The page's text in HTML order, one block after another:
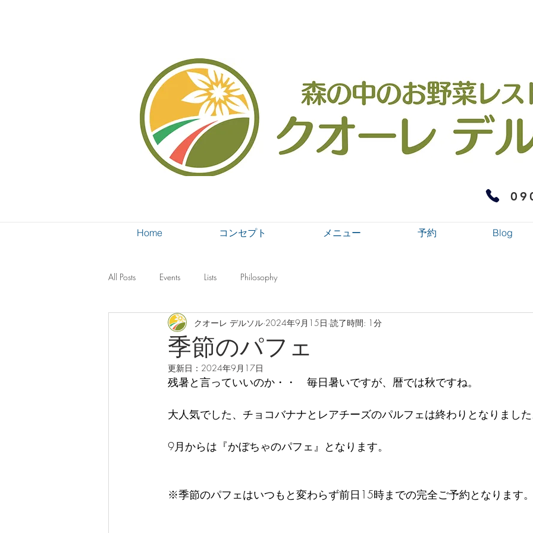
Home コンセプト メニュー 予約 Blog
All Posts Events Lists Philosophy
季節のパフェ
クオーレ デルソル 2024年9月15日 読了時間: 1分
更新日： 2024年9月17日
残暑と言っていいのか・・　毎日暑いですが、暦では秋ですね。
大人気でした、チョコバナナとレアチーズのパルフェは終わりとなりまし
9月からは『かぼちゃのパフェ』となります。
※季節のパフェはいつもと変わらず前日15時までの完全ご予約となります